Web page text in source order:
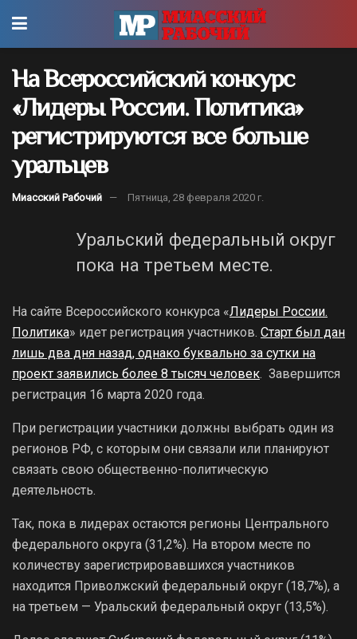
На Всероссийский конкурс
«Лидеры России. Политика»
регистрируются все больше
уральцев
Миасский Рабочий Пятница, 28 февраля 2020 г.
Уральский федеральный округ
пока на третьем месте.
На сайте Всероссийского конкурса «Лидеры России.
Политика» идет регистрация участников. Старт был дан
лишь два дня назад, однако буквально за сутки на
проект заявились более 8 тысяч человек. Завершится
регистрация 16 марта 2020 года.
При регистрации участники должны выбрать один из
регионов РФ, с которым они связали или планируют
связать свою общественно-политическую
деятельность.
Так, пока в лидерах остаются регионы Центрального
федерального округа (31,2%). На втором месте по
количеству зарегистрировавшихся участников
находится Приволжский федеральный округ (18,7%), а
на третьем — Уральский федеральный округ (13,5%).